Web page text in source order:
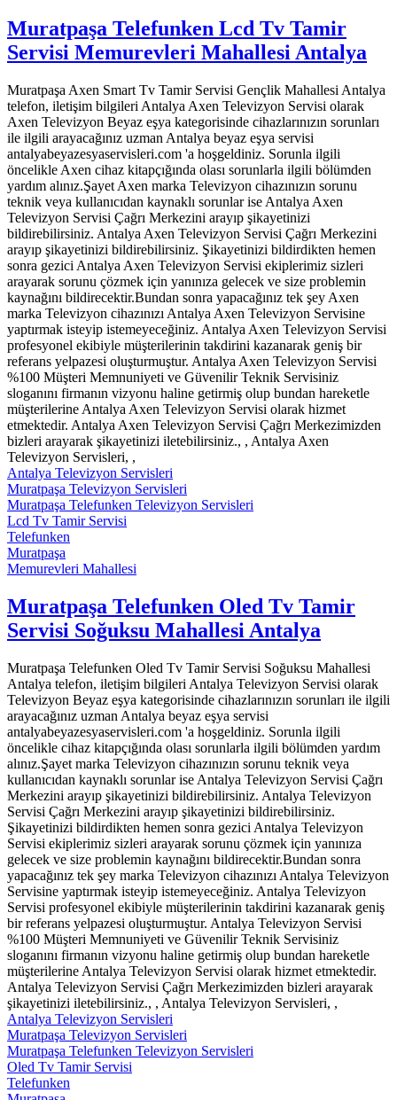
Muratpaşa Telefunken Lcd Tv Tamir
Servisi Memurevleri Mahallesi Antalya
Muratpaşa Axen Smart Tv Tamir Servisi Gençlik Mahallesi Antalya
telefon, iletişim bilgileri Antalya Axen Televizyon Servisi olarak
Axen Televizyon Beyaz eşya kategorisinde cihazlarınızın sorunları
ile ilgili arayacağınız uzman Antalya beyaz eşya servisi
antalyabeyazesyaservisleri.com 'a hoşgeldiniz. Sorunla ilgili
öncelikle Axen cihaz kitapçığında olası sorunlarla ilgili bölümden
yardım alınız.Şayet Axen marka Televizyon cihazınızın sorunu
teknik veya kullanıcıdan kaynaklı sorunlar ise Antalya Axen
Televizyon Servisi Çağrı Merkezini arayıp şikayetinizi
bildirebilirsiniz. Antalya Axen Televizyon Servisi Çağrı Merkezini
arayıp şikayetinizi bildirebilirsiniz. Şikayetinizi bildirdikten hemen
sonra gezici Antalya Axen Televizyon Servisi ekiplerimiz sizleri
arayarak sorunu çözmek için yanınıza gelecek ve size problemin
kaynağını bildirecektir.Bundan sonra yapacağınız tek şey Axen
marka Televizyon cihazınızı Antalya Axen Televizyon Servisine
yaptırmak isteyip istemeyeceğiniz. Antalya Axen Televizyon Servisi
profesyonel ekibiyle müşterilerinin takdirini kazanarak geniş bir
referans yelpazesi oluşturmuştur. Antalya Axen Televizyon Servisi
%100 Müşteri Memnuniyeti ve Güvenilir Teknik Servisiniz
sloganını firmanın vizyonu haline getirmiş olup bundan hareketle
müşterilerine Antalya Axen Televizyon Servisi olarak hizmet
etmektedir. Antalya Axen Televizyon Servisi Çağrı Merkezimizden
bizleri arayarak şikayetinizi iletebilirsiniz., , Antalya Axen
Televizyon Servisleri, ,
Antalya Televizyon Servisleri
Muratpaşa Televizyon Servisleri
Muratpaşa Telefunken Televizyon Servisleri
Lcd Tv Tamir Servisi
Telefunken
Muratpaşa
Memurevleri Mahallesi
Muratpaşa Telefunken Oled Tv Tamir
Servisi Soğuksu Mahallesi Antalya
Muratpaşa Telefunken Oled Tv Tamir Servisi Soğuksu Mahallesi
Antalya telefon, iletişim bilgileri Antalya Televizyon Servisi olarak
Televizyon Beyaz eşya kategorisinde cihazlarınızın sorunları ile ilgili
arayacağınız uzman Antalya beyaz eşya servisi
antalyabeyazesyaservisleri.com 'a hoşgeldiniz. Sorunla ilgili
öncelikle cihaz kitapçığında olası sorunlarla ilgili bölümden yardım
alınız.Şayet marka Televizyon cihazınızın sorunu teknik veya
kullanıcıdan kaynaklı sorunlar ise Antalya Televizyon Servisi Çağrı
Merkezini arayıp şikayetinizi bildirebilirsiniz. Antalya Televizyon
Servisi Çağrı Merkezini arayıp şikayetinizi bildirebilirsiniz.
Şikayetinizi bildirdikten hemen sonra gezici Antalya Televizyon
Servisi ekiplerimiz sizleri arayarak sorunu çözmek için yanınıza
gelecek ve size problemin kaynağını bildirecektir.Bundan sonra
yapacağınız tek şey marka Televizyon cihazınızı Antalya Televizyon
Servisine yaptırmak isteyip istemeyeceğiniz. Antalya Televizyon
Servisi profesyonel ekibiyle müşterilerinin takdirini kazanarak geniş
bir referans yelpazesi oluşturmuştur. Antalya Televizyon Servisi
%100 Müşteri Memnuniyeti ve Güvenilir Teknik Servisiniz
sloganını firmanın vizyonu haline getirmiş olup bundan hareketle
müşterilerine Antalya Televizyon Servisi olarak hizmet etmektedir.
Antalya Televizyon Servisi Çağrı Merkezimizden bizleri arayarak
şikayetinizi iletebilirsiniz., , Antalya Televizyon Servisleri, ,
Antalya Televizyon Servisleri
Muratpaşa Televizyon Servisleri
Muratpaşa Telefunken Televizyon Servisleri
Oled Tv Tamir Servisi
Telefunken